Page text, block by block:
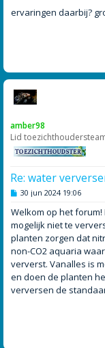
ervaringen daarbij?
amber98
Lid
Re: water
B
r
c
h
30 jun 2024 19:06
Welkom op het
mogelijk niet te
planten zorgen dat
non-CO2 aquaria
ververst. Vanalles is
en doen de planten
verversen de